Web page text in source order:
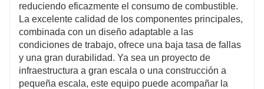
reduciendo eficazmente el consumo de combustible.
La excelente calidad de los componentes principales,
combinada con un diseño adaptable a las
condiciones de trabajo, ofrece una baja tasa de fallas
y una gran durabilidad. Ya sea un proyecto de
infraestructura a gran escala o una construcción a
pequeña escala, este equipo puede acompañar la